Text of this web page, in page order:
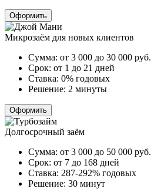
Оформить
Микрозаём для новых клиентов
Сумма: от 3 000 до 30 000 руб.
Срок: от 1 до 21 дней
Ставка: 0% годовых
Решение: 2 минуты
Оформить
Долгосрочный заём
Сумма: от 3 000 до 50 000 руб.
Срок: от 7 до 168 дней
Ставка: 287-292% годовых
Решение: 30 минут